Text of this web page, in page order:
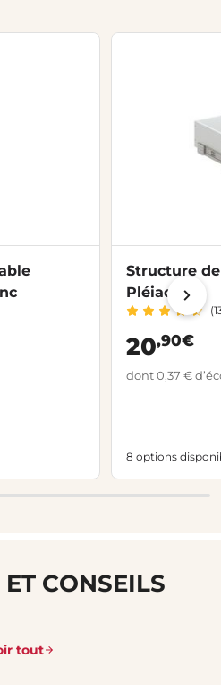
Structure
Pléiade
20,90€
dont 0,37 €
8 options
CONSEILS
tout